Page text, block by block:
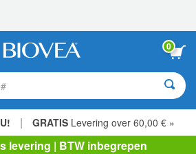
0
| GRATIS Levering over 60,00 € »
levering | BTW inbegrepen